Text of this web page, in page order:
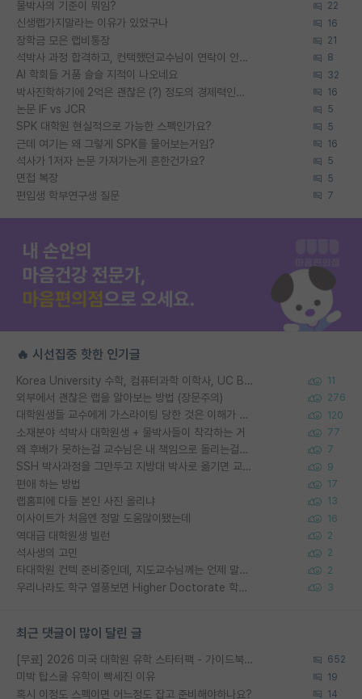
물박사의 기준이 뭐임? 22
신생랩가지말라는 이유가 있었구나 16
장학금 모은 랩비통장 21
석박사 과정 합격하고, 컨택했던교수님이 연락이 안됩니다... 8
AI 학회들 거품 슬슬 지적이 나오네요 32
박사진학하기에 2억은 괜찮은 (?) 정도의 경제력인가요 16
논문 IF vs JCR 5
SPK 대학원 현실적으로 가능한 스펙인가요? 5
근데 여기는 왜 그렇게 SPK를 물어보는거임? 16
석사가 1저자 논문 가져가는게 흔한건가요? 5
면접 복장 5
편입생 학부연구생 질문 7
🔥 시선집중 핫한 인기글
Korea University 수학, 컴퓨터과학 이학사, UC Berkeley 산업공학 대학원 공학박사가 되는 것은 쉽지 않겠죠? 11
외부에서 괜찮은 랩을 알아보는 방법 (장문주의) 276
대학원생들 교수에게 가스라이팅 당한 것은 이해가 갑니다. 안타깝네요. 120
소재분야 석박사 대학원생 + 물박사들이 착각하는 거 77
왜 후배가 못하는걸 교수님은 내 책임으로 돌리는걸까요? 7
SSH 박사과정을 그만두고 지방대 박사로 옮기면 교수의 꿈은 끝일까요? 9
편애 하는 방법 17
랩홈피에 다들 본인 사진 올리냐 13
이사이트가 처음엔 정말 도움많이됐는데 16
역대급 대학원생 빌런 2
석사생의 고민 2
타대학원 컨텍 준비중인데, 지도교수님께는 언제 말씀드려야 할까요? 2
우리나라도 학구 열풍보면 Higher Doctorate 학위가 필요하다고 봅니다. 3
최근 댓글이 많이 달린 글
[무료] 2026 미국 대학원 유학 스타터팩 - 가이드북 & 합격자 컨택메일 템플릿 652
미박 탑스쿨 유학이 빡세진 이유 19
혹시 이정도 스펙이면 어느정도 잡고 준비해야하나요? 14